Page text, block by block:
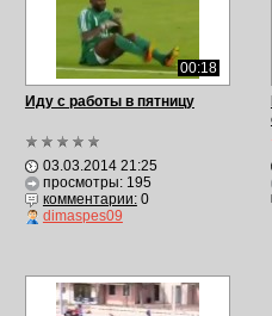
00:18
Иду с работы в пятницу
03.03.2014 21:25
просмотры: 195
комментарии:0
dimaspes09